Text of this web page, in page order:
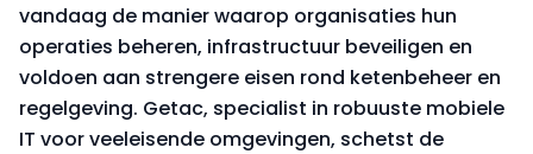
vandaag de manier waarop organisaties hun
operaties beheren, infrastructuur beveiligen en
voldoen aan strengere eisen rond ketenbeheer en
regelgeving. Getac, specialist in robuuste mobiele
IT voor veeleisende omgevingen, schetst de